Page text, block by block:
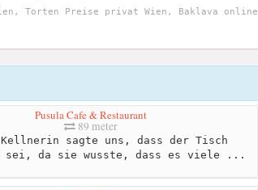
Torten Preise privat Wien, Baklava online
Pusula Cafe & Restaurant
89 meter
sagte uns, dass der Tisch
sei, da sie wusste, dass es viele ...